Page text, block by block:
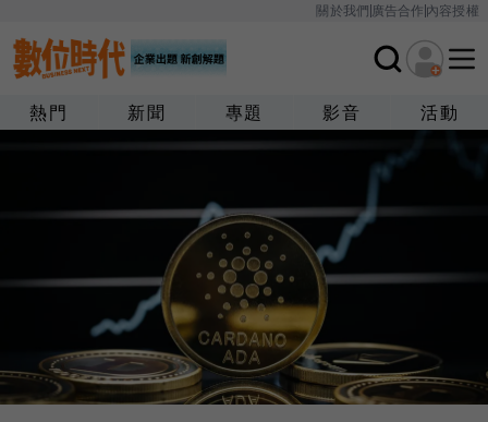
關於我們廣告合作內容授權
熱門 新聞 專題 影音 活動